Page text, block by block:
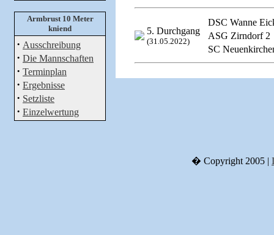
Armbrust 10 Meter
kniend
· Ausschreibung
· Die Mannschaften
· Terminplan
· Ergebnisse
· Setzliste
· Einzelwertung
5. Durchgang
(31.05.2022)
DSC Wanne
ASG Zirndorf 2
SC
� Copyright 2005 |